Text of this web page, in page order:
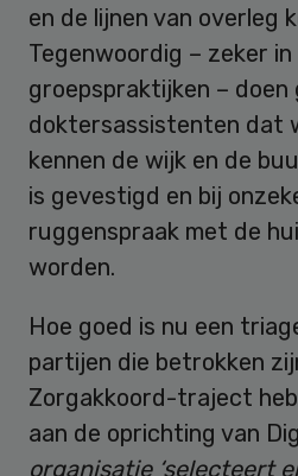
en de lijnen van overleg
Tegenwoordig – zeker
groepspraktijken –
doktersassistenten dat
kennen de wijk en de
is gevestigd en bij
ruggenspraak met de
worden.
Hoe goed is nu een
partijen die betrokken
Zorgakkoord-traject
aan de oprichting van
organisatie ‘selecteert